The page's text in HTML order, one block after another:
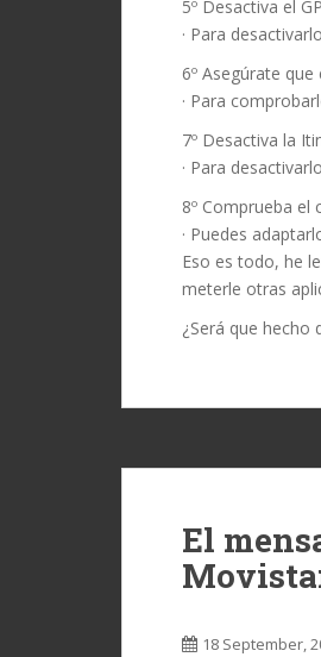
5º Desactiva el
· Para
6º Asegúrate
· Para
7º Desactiva la
· Para
8º Comprueba
· Puedes
Eso es todo, he
meterle otras
¿Será que hecho
El
18 September,